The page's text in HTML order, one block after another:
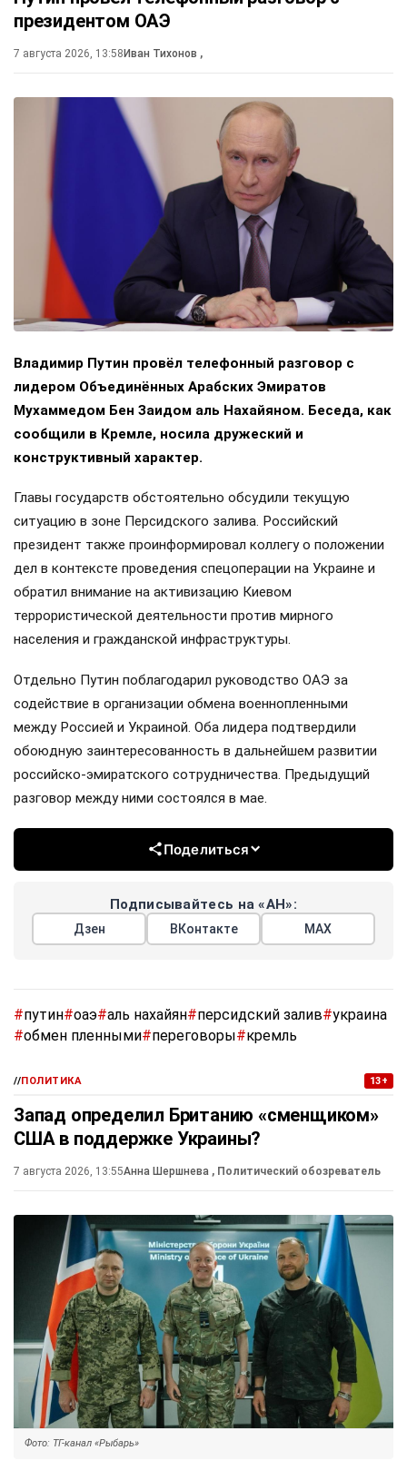
президентом ОАЭ
7 августа 2026, 13:58 Иван Тихонов ,
Владимир Путин провёл телефонный разговор с
лидером Объединённых Арабских Эмиратов
Мухаммедом Бен Заидом аль Нахайяном. Беседа, как
сообщили в Кремле, носила дружеский и
конструктивный характер.
Главы государств обстоятельно обсудили текущую
ситуацию в зоне Персидского залива. Российский
президент также проинформировал коллегу о положении
дел в контексте проведения спецоперации на Украине и
обратил внимание на активизацию Киевом
террористической деятельности против мирного
населения и гражданской инфраструктуры.
Отдельно Путин поблагодарил руководство ОАЭ за
содействие в организации обмена военнопленными
между Россией и Украиной. Оба лидера подтвердили
обоюдную заинтересованность в дальнейшем развитии
российско-эмиратского сотрудничества. Предыдущий
разговор между ними состоялся в мае.
Поделиться
Подписывайтесь на «АН»:
Дзен ВКонтакте МАХ
#путин#оаэ#аль нахайян#персидский залив#украина
#обмен пленными#переговоры#кремль
//ПОЛИТИКА 13+
Запад определил Британию «сменщиком»
США в поддержке Украины?
7 августа 2026, 13:55Анна Шершнева , Политический обозреватель
Фото: ТГ-канал «Рыбарь»